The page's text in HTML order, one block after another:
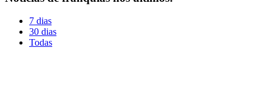
7 dias
30 dias
Todas